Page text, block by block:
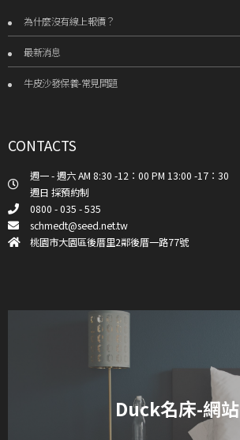
為什麼沒有線上報價？
最新消息
牛皮沙發保養-常見問題
CONTACTS
週一 - 週六 AM 8:30 -12：00 PM 13:00 -17：30
週日 採預約制
0800 - 035 - 535
schmedt@seed.net.tw
桃園市大園區後厝里2鄰後厝一路77號
Duck名床-網站